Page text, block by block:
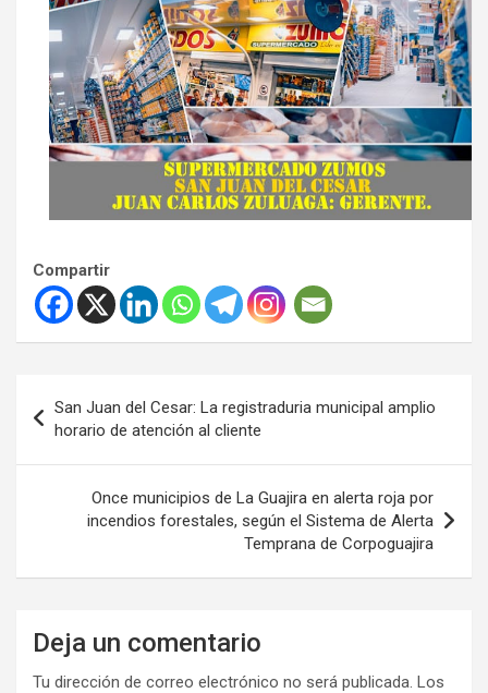
Compartir
de
entradas
San Juan del Cesar: La registraduria municipal amplio
horario de atención al cliente
Once municipios de La Guajira en alerta roja por
incendios forestales, según el Sistema de Alerta
Temprana de Corpoguajira
Deja un comentario
Tu dirección de correo electrónico no será publicada. Los